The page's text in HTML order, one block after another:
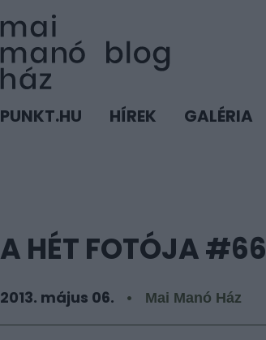
PUNKT.HU HÍREK GALÉRIA
A HÉT FOTÓJA #66
2013. május 06. Mai Manó Ház